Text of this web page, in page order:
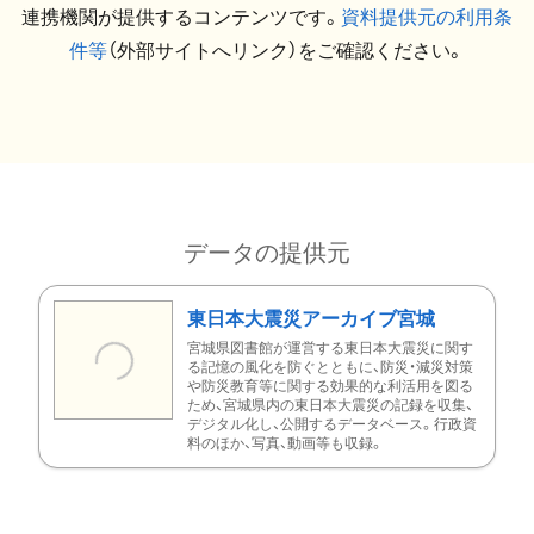
連携機関が提供するコンテンツです。 資料提供元の利用条
件等（外部サイトへリンク）をご確認ください。
データの提供元
東日本大震災アーカイブ宮城
宮城県図書館が運営する東日本大震災に関す
る記憶の風化を防ぐとともに、防災・減災対策
や防災教育等に関する効果的な利活用を図る
ため、宮城県内の東日本大震災の記録を収集、
デジタル化し、公開するデータベース。行政資
料のほか、写真、動画等も収録。